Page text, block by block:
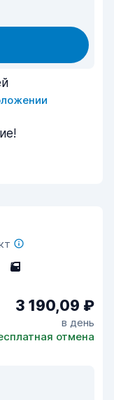
5
3 190,09 ₽
в день
отмена